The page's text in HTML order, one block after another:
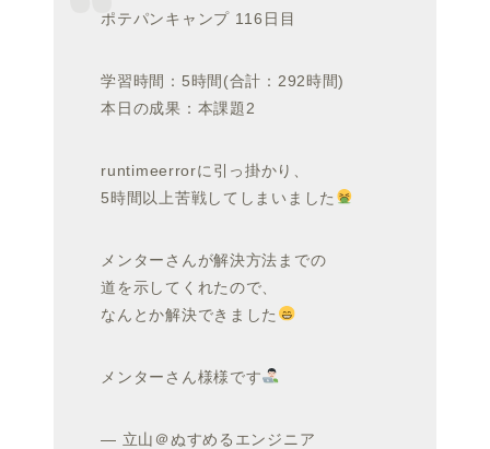
ポテパンキャンプ 116日目
学習時間：5時間(合計：292時間)
本日の成果：本課題2
runtimeerrorに引っ掛かり、
5時間以上苦戦してしまいました
メンターさんが解決方法までの
道を示してくれたので、
なんとか解決できました
メンターさん様様です
— 立山＠ぬすめるエンジニア